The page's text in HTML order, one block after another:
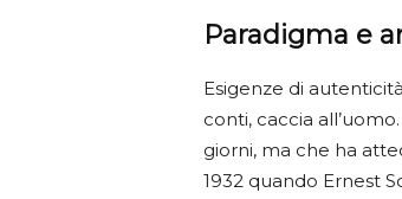
Paradigma e
Esigenze di
conti, caccia
giorni, ma che ha
1932 quando Ernest